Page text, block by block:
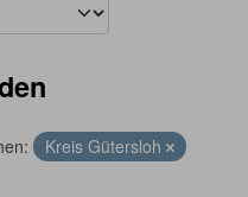
Kreis Gütersloh